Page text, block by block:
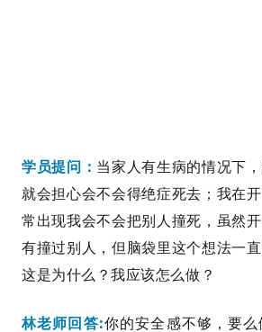
学员提问： 当家人有生病的情况下
就会担心会不会得绝症死去；我在
常出现我会不会把别人撞死，虽然
有撞过别人，但脑袋里这个想法一
这是为什么？我应该怎么做？
林老师回答:你的安全感不够，要